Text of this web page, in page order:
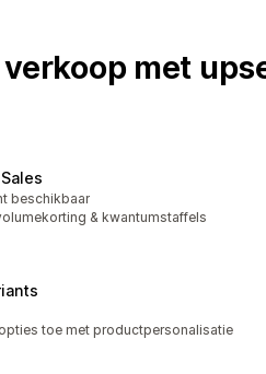
met
beschikbaar
& kwantumstaffels
toe met productpersonalisatie